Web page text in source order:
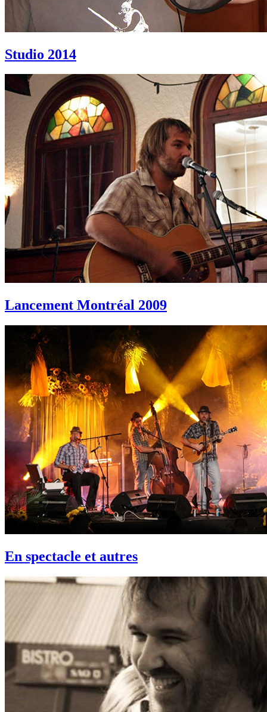
Studio 2014
Lancement Montréal 2009
En spectacle et autres